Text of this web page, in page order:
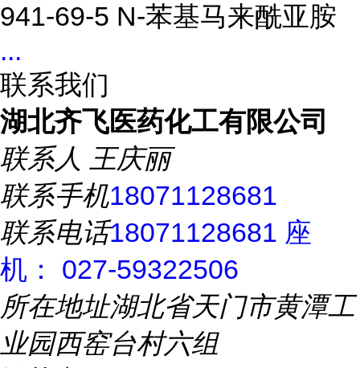
941-69-5 N-苯基马来酰亚胺
...
联系我们
湖北齐飞医药化工有限公司
联系人 王庆丽
联系手机18071128681
联系电话18071128681 座
机： 027-59322506
所在地址湖北省天门市黄潭工
业园西窑台村六组